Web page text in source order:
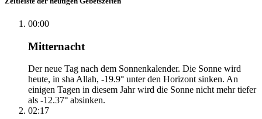
00:00
Mitternacht
Der neue Tag nach dem Sonnenkalender. Die Sonne wird
heute, in sha Allah, -19.9° unter den Horizont sinken. An
einigen Tagen in diesem Jahr wird die Sonne nicht mehr tiefer
als -12.37° absinken.
02:17